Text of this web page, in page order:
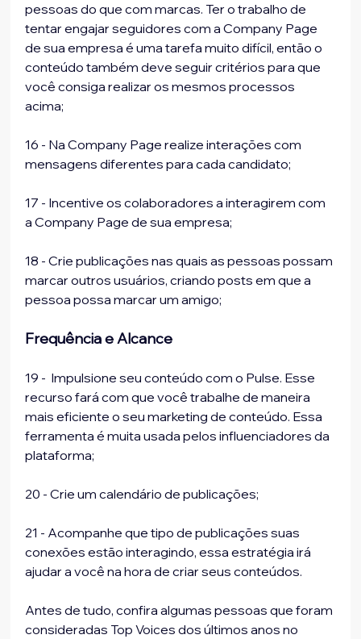
pessoas do que com marcas. Ter o trabalho de
tentar engajar seguidores com a Company Page
de sua empresa é uma tarefa muito difícil, então o
conteúdo também deve seguir critérios para que
você consiga realizar os mesmos processos
acima;
16 - Na Company Page realize interações com
mensagens diferentes para cada candidato;
17 - Incentive os colaboradores a interagirem com
a Company Page de sua empresa;
18 - Crie publicações nas quais as pessoas possam
marcar outros usuários, criando posts em que a
pessoa possa marcar um amigo;
Frequência e Alcance
19 -  Impulsione seu conteúdo com o Pulse. Esse
recurso fará com que você trabalhe de maneira
mais eficiente o seu marketing de conteúdo. Essa
ferramenta é muita usada pelos influenciadores da
plataforma;
20 - Crie um calendário de publicações;
21 - Acompanhe que tipo de publicações suas
conexões estão interagindo, essa estratégia irá
ajudar a você na hora de criar seus conteúdos.
Antes de tudo, confira algumas pessoas que foram
consideradas Top Voices dos últimos anos no